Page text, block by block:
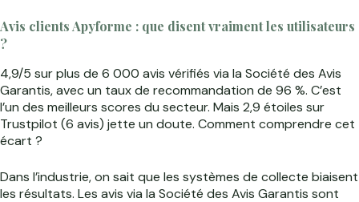
Avis clients Apyforme : que disent vraiment les utilisateurs
?
4,9/5 sur plus de 6 000 avis vérifiés via la Société des Avis
Garantis, avec un taux de recommandation de 96 %. C’est
l’un des meilleurs scores du secteur. Mais 2,9 étoiles sur
Trustpilot (6 avis) jette un doute. Comment comprendre cet
écart ?
Dans l’industrie, on sait que les systèmes de collecte biaisent
les résultats. Les avis via la Société des Avis Garantis sont